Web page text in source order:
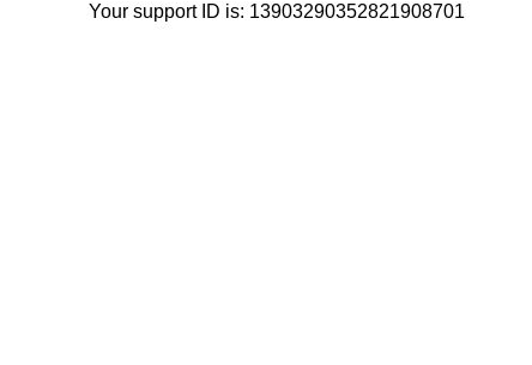
Your support ID is: 13903290352821908701